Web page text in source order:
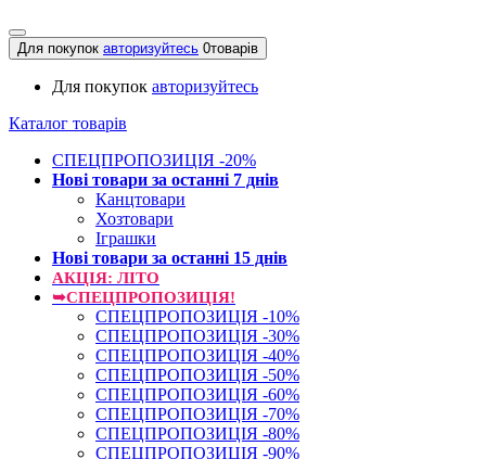
Для покупок авторизуйтесь 0товарів
Для покупок авторизуйтесь
Каталог товарів
СПЕЦПРОПОЗИЦІЯ -20%
Нові товари за останнi 7 днiв
Канцтовари
Хозтовари
Іграшки
Нові товари за останнi 15 днiв
АКЦІЯ: ЛІТО
➥СПЕЦПРОПОЗИЦІЯ!
СПЕЦПРОПОЗИЦІЯ -10%
СПЕЦПРОПОЗИЦІЯ -30%
СПЕЦПРОПОЗИЦІЯ -40%
СПЕЦПРОПОЗИЦІЯ -50%
СПЕЦПРОПОЗИЦІЯ -60%
СПЕЦПРОПОЗИЦІЯ -70%
СПЕЦПРОПОЗИЦІЯ -80%
СПЕЦПРОПОЗИЦІЯ -90%